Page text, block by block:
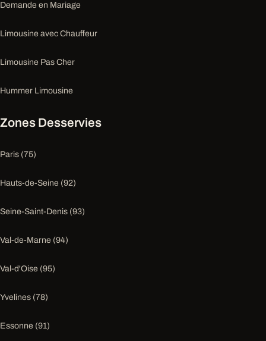
Demande en Mariage
Limousine avec Chauffeur
Limousine Pas Cher
Hummer Limousine
Zones Desservies
Paris (75)
Hauts-de-Seine (92)
Seine-Saint-Denis (93)
Val-de-Marne (94)
Val-d'Oise (95)
Yvelines (78)
Essonne (91)